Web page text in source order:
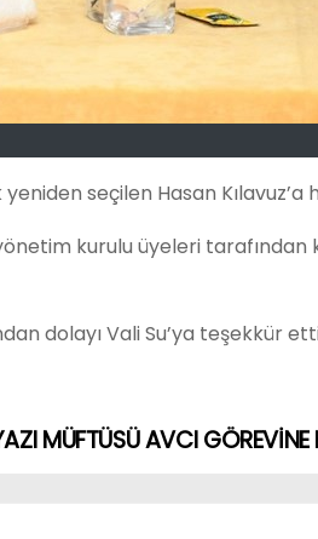
seçilen Hasan Kılavuz’a
kurulu üyeleri tarafından
dolayı Vali Su’ya teşekkür
MÜFTÜSÜ AVCI GÖREVİNE